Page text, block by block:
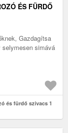
ÉS FÜRDŐ
Gazdagítsa
simává
és fürdő szivacs 1